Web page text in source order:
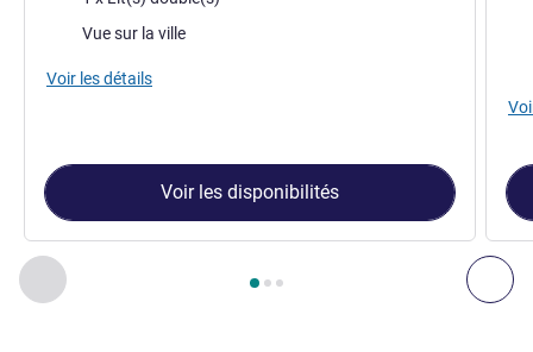
Précédent - Chambre
Page , Chambre 1 : Chambre Standard avec 1 lit
Vues :Vue sur la ville
Voir les détails
Voir les disponibilités